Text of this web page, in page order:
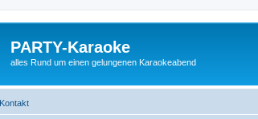
PARTY-Karaoke
alles Rund um einen gelungenen Karaokeabend
Kontakt